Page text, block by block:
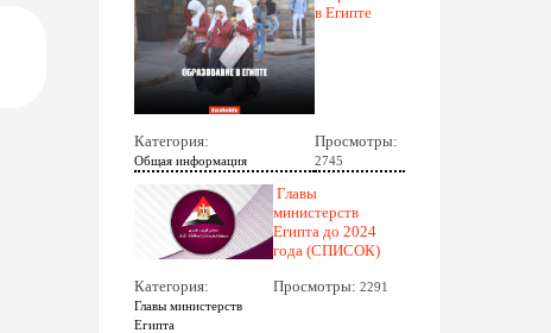
в Египте
Категория:
Общая информация
Просмотры:
2745
Главы
министерств
Египта до 2024
года (СПИСОК)
Категория:
Главы министерств
Египта
Просмотры: 2291